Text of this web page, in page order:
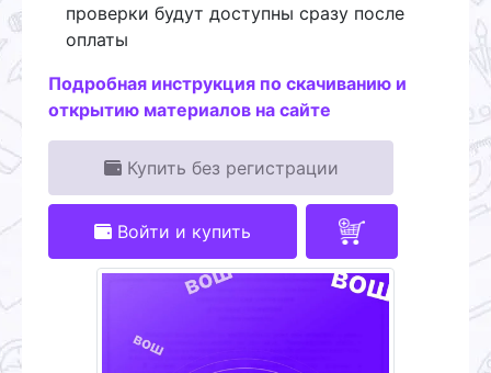
проверки будут доступны сразу после
оплаты
Подробная инструкция по скачиванию и
открытию материалов на сайте
Купить без регистрации
Войти и купить